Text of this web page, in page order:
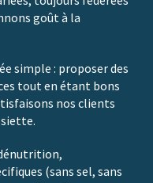
goût à la
simple : proposer des
tout en étant bons
nos clients
(sans sel, sans